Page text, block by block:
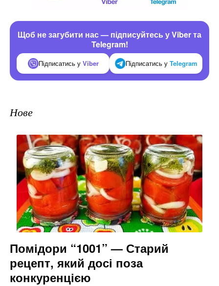
Щоб не загубити нас — підписуйтесь у Viber та
Telegram!
Підписатись у Viber Підписатись у Telegram
Нове
Помідори “1001” — Старий
рецепт, який досі поза
конкуренцією